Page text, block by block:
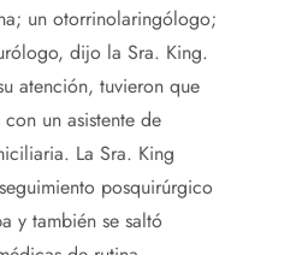
un otorrinolaringólogo;
dijo la Sra. King.
atención, tuvieron que
un asistente de
La Sra. King
posquirúrgico
y también se saltó